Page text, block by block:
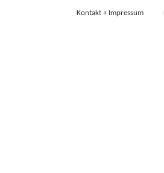
Kontakt + Impressum